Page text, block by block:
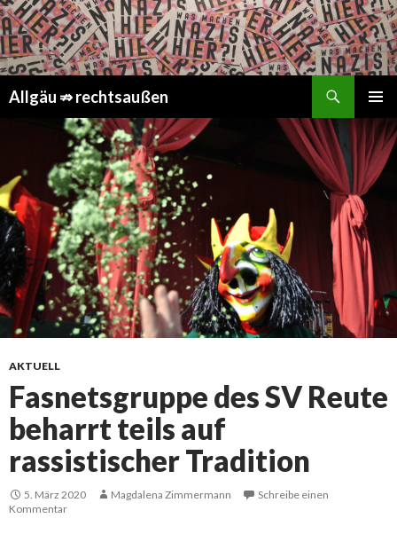
Allgäu ⇏ rechtsaußen
MENÜ
Springe
zum
Inhalt
AKTUELL
Fasnetsgruppe des SV Reute
beharrt teils auf
rassistischer Tradition
5. März 2020 Magdalena Zimmermann
Schreibe einen
Kommentar